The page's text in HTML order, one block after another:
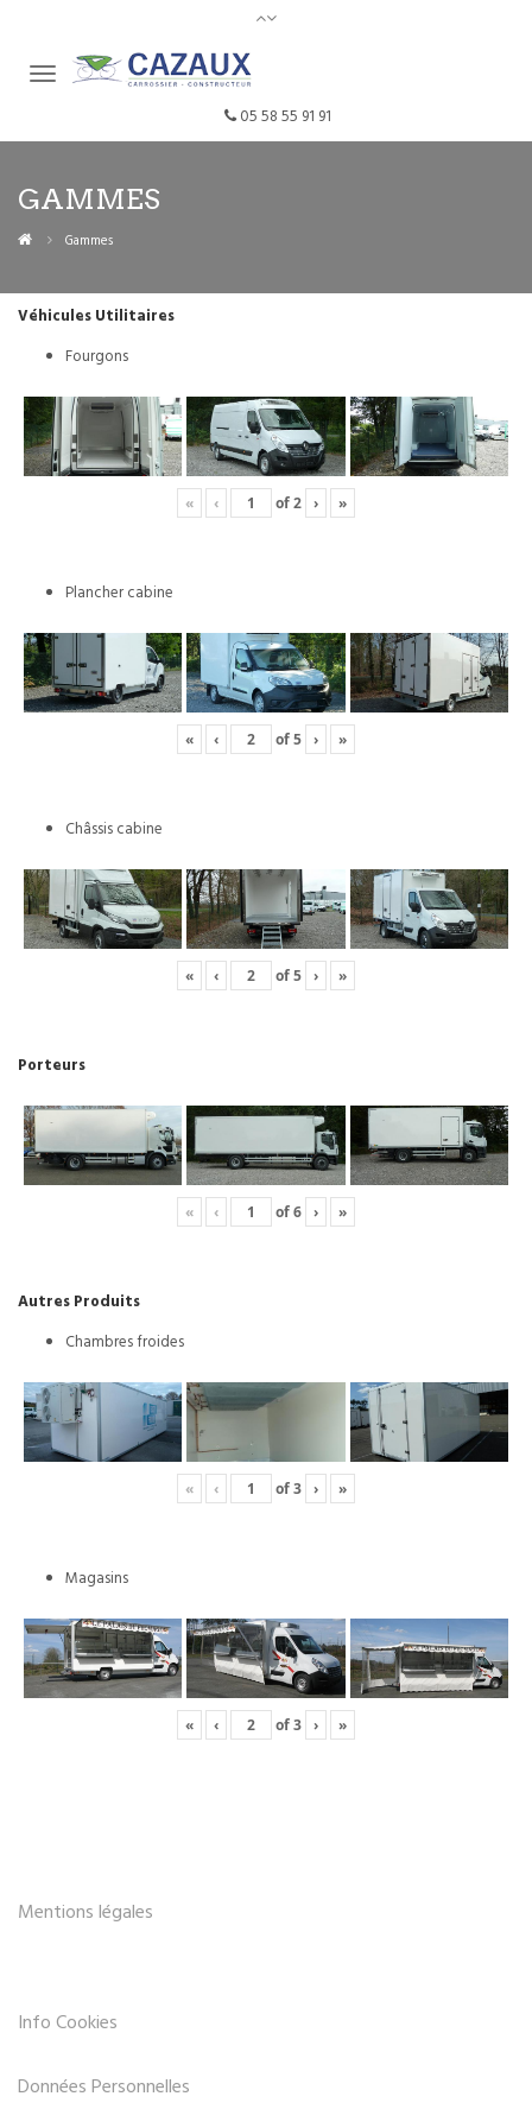
05 58 55 91 91
GAMMES
Gammes
Véhicules Utilitaires
Fourgons
« ‹ of2 › »
Plancher cabine
« ‹ of5 › »
Châssis cabine
« ‹ of5 › »
Porteurs
« ‹ of6 › »
Autres Produits
Chambres froides
« ‹ of3 › »
Magasins
« ‹ of3 › »
Mentions légales
Info Cookies
Données Personnelles